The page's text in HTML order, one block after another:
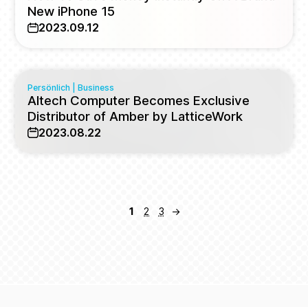
New iPhone 15
2023.09.12
Persönlich |Business
Altech Computer Becomes Exclusive
Distributor of Amber by LatticeWork
2023.08.22
1 2 3 →